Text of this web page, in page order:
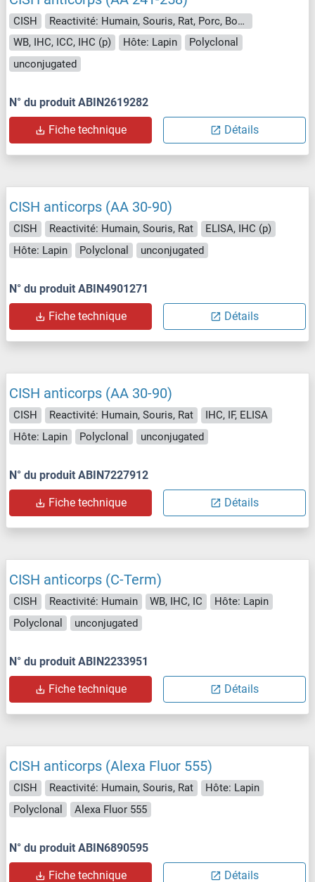
CISH
Reactivité: Humain, Souris, Rat, Porc, Boeuf (Vache), Cheval, Roussette (Chauve-souris), Singe, Mouton
WB, IHC, ICC, IHC (p)
Hôte: Lapin
Polyclonal
unconjugated
N° du produit ABIN2619282
Fiche technique Détails
CISH anticorps (AA 30-90)
CISH Reactivité: Humain, Souris, Rat
ELISA, IHC (p)
Hôte: Lapin
Polyclonal unconjugated
N° du produit ABIN4901271
Fiche technique Détails
CISH anticorps (AA 30-90)
CISH Reactivité: Humain, Souris, Rat
IHC, IF, ELISA
Hôte: Lapin
Polyclonal unconjugated
N° du produit ABIN7227912
Fiche technique Détails
CISH anticorps (C-Term)
CISH Reactivité: Humain WB, IHC, IC
Hôte: Lapin
Polyclonal
unconjugated
N° du produit ABIN2233951
Fiche technique Détails
CISH anticorps (Alexa Fluor 555)
CISH Reactivité: Humain, Souris, Rat
Hôte: Lapin
Polyclonal
Alexa Fluor 555
N° du produit ABIN6890595
Fiche technique Détails